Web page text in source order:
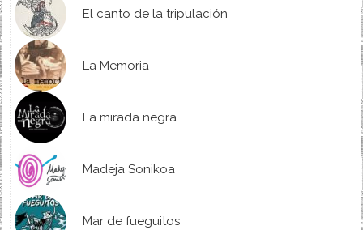
El canto de la tripulación
La Memoria
La mirada negra
Madeja Sonikoa
Mar de fueguitos